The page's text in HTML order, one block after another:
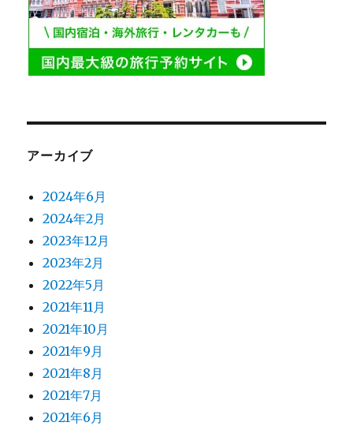
アーカイブ
2024年6月
2024年2月
2023年12月
2023年2月
2022年5月
2021年11月
2021年10月
2021年9月
2021年8月
2021年7月
2021年6月